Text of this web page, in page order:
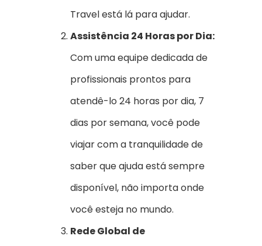
Travel está lá para ajudar.
Assistência 24 Horas por Dia:
Com uma equipe dedicada de
profissionais prontos para
atendê-lo 24 horas por dia, 7
dias por semana, você pode
viajar com a tranquilidade de
saber que ajuda está sempre
disponível, não importa onde
você esteja no mundo.
Rede Global de